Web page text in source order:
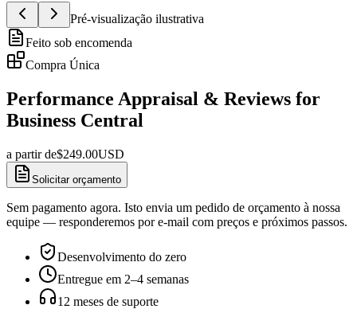
Pré-visualização ilustrativa
Feito sob encomenda
Compra Única
Performance Appraisal & Reviews for
Business Central
a partir de$249.00USD
Solicitar orçamento
Sem pagamento agora. Isto envia um pedido de orçamento à nossa
equipe — responderemos por e-mail com preços e próximos passos.
Desenvolvimento do zero
Entregue em 2–4 semanas
12 meses de suporte